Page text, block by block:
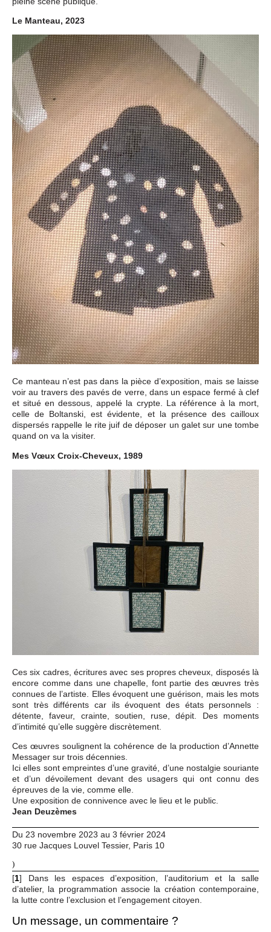
Le Manteau, 2023
Ce manteau n’est pas dans la pièce d’exposition, mais se laisse
voir au travers des pavés de verre, dans un espace fermé à clef
et situé en dessous, appelé la crypte. La référence à la mort,
celle de Boltanski, est évidente, et la présence des cailloux
dispersés rappelle le rite juif de déposer un galet sur une tombe
quand on va la visiter.
Mes Vœux Croix-Cheveux, 1989
Ces six cadres, écritures avec ses propres cheveux, disposés là
encore comme dans une chapelle, font partie des œuvres très
connues de l’artiste. Elles évoquent une guérison, mais les mots
sont très différents car ils évoquent des états personnels :
détente, faveur, crainte, soutien, ruse, dépit. Des moments
d’intimité qu’elle suggère discrètement.
Ces œuvres soulignent la cohérence de la production d’Annette
Messager sur trois décennies.
Ici elles sont empreintes d’une gravité, d’une nostalgie souriante
et d’un dévoilement devant des usagers qui ont connu des
épreuves de la vie, comme elle.
Une exposition de connivence avec le lieu et le public.
Jean Deuzèmes
Du 23 novembre 2023 au 3 février 2024
30 rue Jacques Louvel Tessier, Paris 10
)
[1] Dans les espaces d’exposition, l’auditorium et la salle
d’atelier, la programmation associe la création contemporaine,
la lutte contre l’exclusion et l’engagement citoyen.
Un message, un commentaire ?